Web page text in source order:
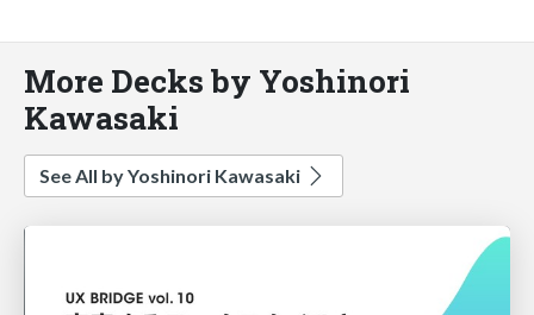
More Decks by Yoshinori
Kawasaki
See All by Yoshinori Kawasaki